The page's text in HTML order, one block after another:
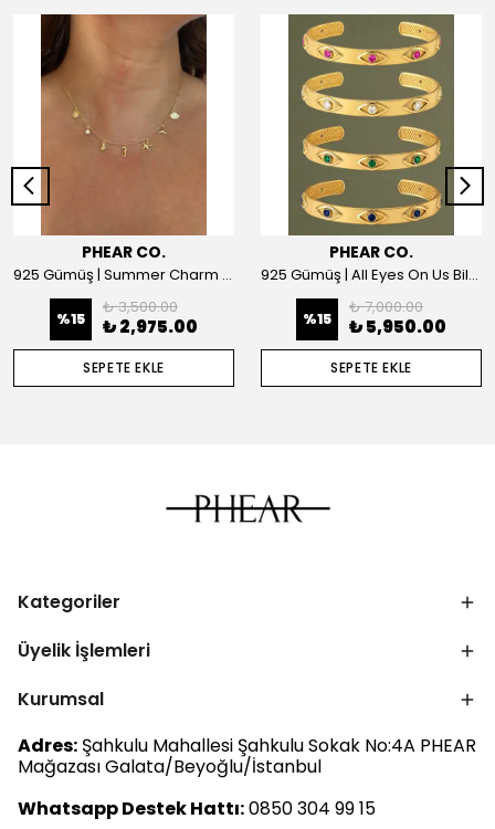
PHEAR CO.
925 Gümüş | Summer Charm Kolye
%15
₺ 3,500.00
₺ 2,975.00
SEPETE EKLE
PHEAR CO.
925 Gümüş | All Eyes On Us Bilezik
%15
₺ 7,000.00
₺ 5,950.00
SEPETE EKLE
Kategoriler
Üyelik İşlemleri
Kurumsal
Adres: Şahkulu Mahallesi Şahkulu Sokak No:4A PHEAR
Mağazası Galata/Beyoğlu/İstanbul
Whatsapp Destek Hattı:0850 304 99 15